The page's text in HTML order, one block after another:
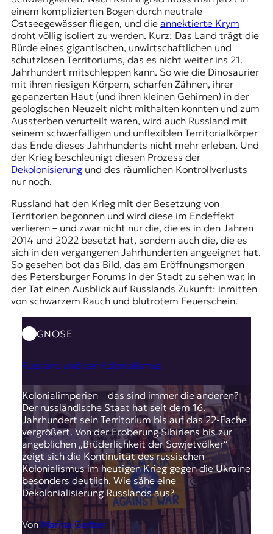
einem komplizierten Bogen durch neutrale
Ostseegewässer fliegen, und die annektierte Krym
droht völlig isoliert zu werden. Kurz: Das Land trägt die
Bürde eines gigantischen, unwirtschaftlichen und
schutzlosen Territoriums, das es nicht weiter ins 21.
Jahrhundert mitschleppen kann. So wie die Dinosaurier
mit ihren riesigen Körpern, scharfen Zähnen, ihrer
gepanzerten Haut (und ihren kleinen Gehirnen) in der
geologischen Neuzeit nicht mithalten konnten und zum
Aussterben verurteilt waren, wird auch Russland mit
seinem schwerfälligen und unflexiblen Territorialkörper
das Ende dieses Jahrhunderts nicht mehr erleben. Und
der Krieg beschleunigt diesen Prozess der
Dekolonisierung und des räumlichen Kontrollverlusts
nur noch.
Russland hat den Krieg mit der Besetzung von
Territorien begonnen und wird diese im Endeffekt
verlieren – und zwar nicht nur die, die es in den Jahren
2014 und 2022 besetzt hat, sondern auch die, die es
sich in den vergangenen Jahrhunderten angeeignet hat.
So gesehen bot das Bild, das am Eröffnungsmorgen
des Petersburger Forums in der Stadt zu sehen war, in
der Tat einen Ausblick auf Russlands Zukunft: inmitten
von schwarzem Rauch und blutrotem Feuerschein.
GNOSE
Russland und der Kolonialismus
Kolonialimperien – das sind immer die anderen?
Der russländische Staat hat seit dem 16.
Jahrhundert sein Territorium bis auf das 22-Fache
vergrößert. Von der Eroberung Sibiriens bis zur
angeblichen „Brüderlichkeit der Sowjetvölker“
zeigt sich die Kontinuität des russischen
Kolonialismus im heutigen Krieg gegen die Ukraine
besonders deutlich. Wie sähe eine
Dekolonialisierung Russlands aus?
VonMarina Gerber